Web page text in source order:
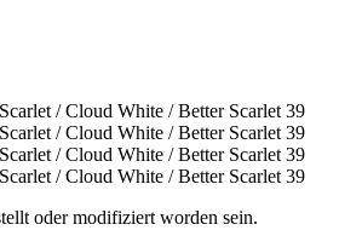
oder modifiziert worden sein.